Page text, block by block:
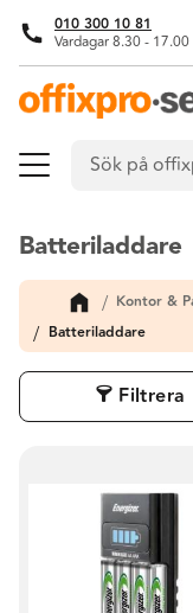
Meny
010 300 10 81
Vardagar 8.30 - 17.00
Batteriladdare
Kontor &
Batteriladdare
Filtrera